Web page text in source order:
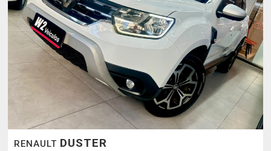
RENAULT DUSTER